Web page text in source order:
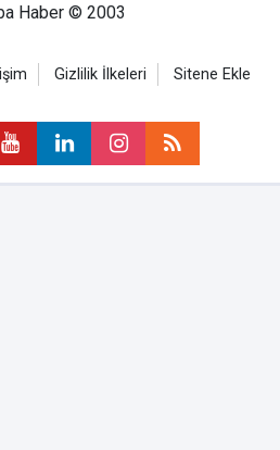
Haber © 2003
Gizlilik İlkeleri Sitene Ekle